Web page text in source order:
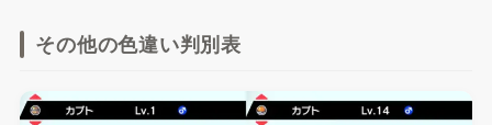
その他の色違い判別表